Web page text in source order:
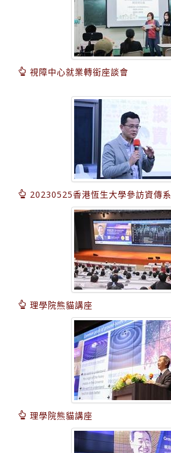
視障中心就業轉銜座談會
20230525香港恆生大學參訪資傳系
理學院熊貓講座
理學院熊貓講座